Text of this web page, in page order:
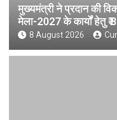
मुख्यमंत्री ने प्रदान की
मेला-2027 के कार्यों हेतु ₹
8 August 2026